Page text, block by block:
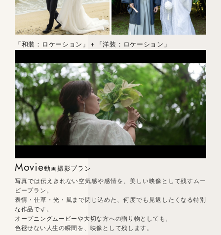
「和装：ロケーション」＋「洋装：ロケーション」
Movie動画撮影プラン
写真では伝えきれない空気感や感情を、美しい映像として残すムー
ビープラン。
表情・仕草・光・風まで閉じ込めた、何度でも見返したくなる特別
な作品です。
オープニングムービーや大切な方への贈り物としても。
色褪せない人生の瞬間を、映像として残します。